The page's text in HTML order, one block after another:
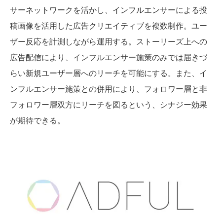
サーネットワークを活かし、インフルエンサーによる投
稿画像を活用した広告クリエイティブを複数制作。ユー
ザー反応を計測しながら運用する。ストーリーズ上への
広告配信により、インフルエンサー施策のみでは届きづ
らい新規ユーザー層へのリーチを可能にする。また、イ
ンフルエンサー施策との併用により、フォロワー層と非
フォロワー層双方にリーチを図るという、シナジー効果
が期待できる。